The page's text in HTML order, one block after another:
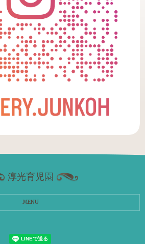
淳光育児園
MENU